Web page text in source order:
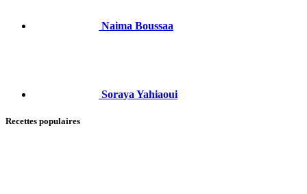
Naima Boussaa
Soraya Yahiaoui
Recettes populaires